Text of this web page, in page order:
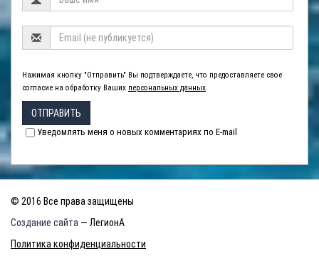
Нажимая кнопку "Отправить" Вы подтверждаете, что предоставляете свое
согласие на обработку Ваших персональных данных.
ОТПРАВИТЬ
Уведомлять меня о новых комментариях по E-mail
© 2016 Все права защищены
Создание сайта — ЛегионА
Политика конфиденциальности